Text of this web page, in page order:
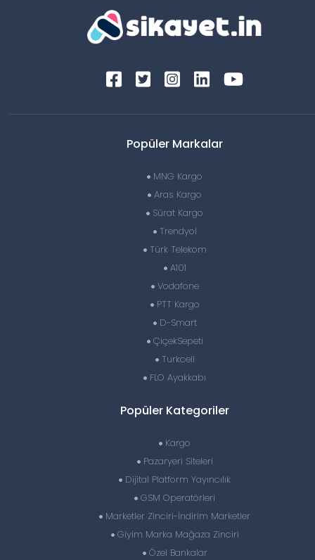
Popüler Markalar
MNG Kargo
Aras Kargo
Sürat Kargo
Trendyol
Türk Telekom
A101
Vodafone
PTT Kargo
D-Smart
ÇiçekSepeti
Turkcell
FLO Ayakkabı
Popüler Kategoriler
Kargo
Pazaryeri Siteleri
Dijital Platform Yayıncılık
GSM Operatörleri
Marketler Zinciri-İndirim Marketler
Giyim Marka Mağaza Zinciri
Özel Bankalar